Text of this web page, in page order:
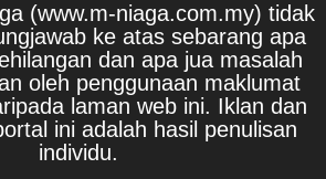
(www.m-niaga.com.my) tidak
ke atas sebarang apa
dan apa jua masalah
oleh penggunaan maklumat
laman web ini. Iklan dan
ini adalah hasil penulisan
individu.